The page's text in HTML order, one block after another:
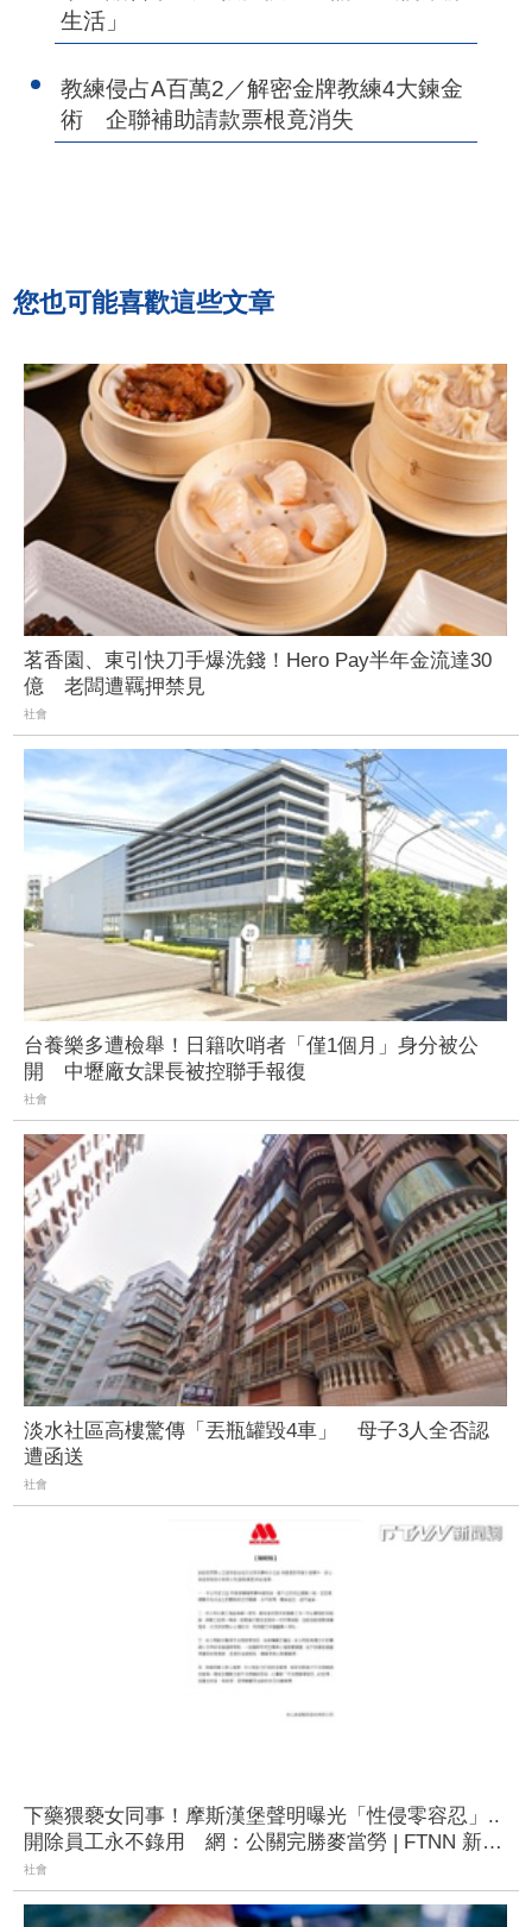
生活」
教練侵占A百萬2／解密金牌教練4大鍊金
術 企聯補助請款票根竟消失
您也可能喜歡這些文章
茗香園、東引快刀手爆洗錢！Hero Pay半年金流達30
億 老闆遭羈押禁見
社會
台養樂多遭檢舉！日籍吹哨者「僅1個月」身分被公
開 中壢廠女課長被控聯手報復
社會
淡水社區高樓驚傳「丟瓶罐毀4車」 母子3人全否認
遭函送
社會
下藥猥褻女同事！摩斯漢堡聲明曝光「性侵零容忍」..
開除員工永不錄用 網：公關完勝麥當勞 | FTNN 新聞
網
社會